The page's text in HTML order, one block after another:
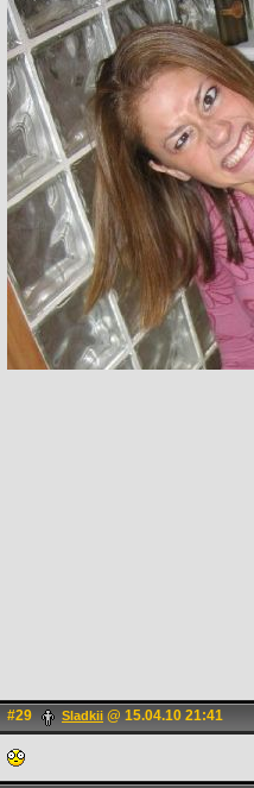
#29 Sladkii @ 15.04.10 21:41